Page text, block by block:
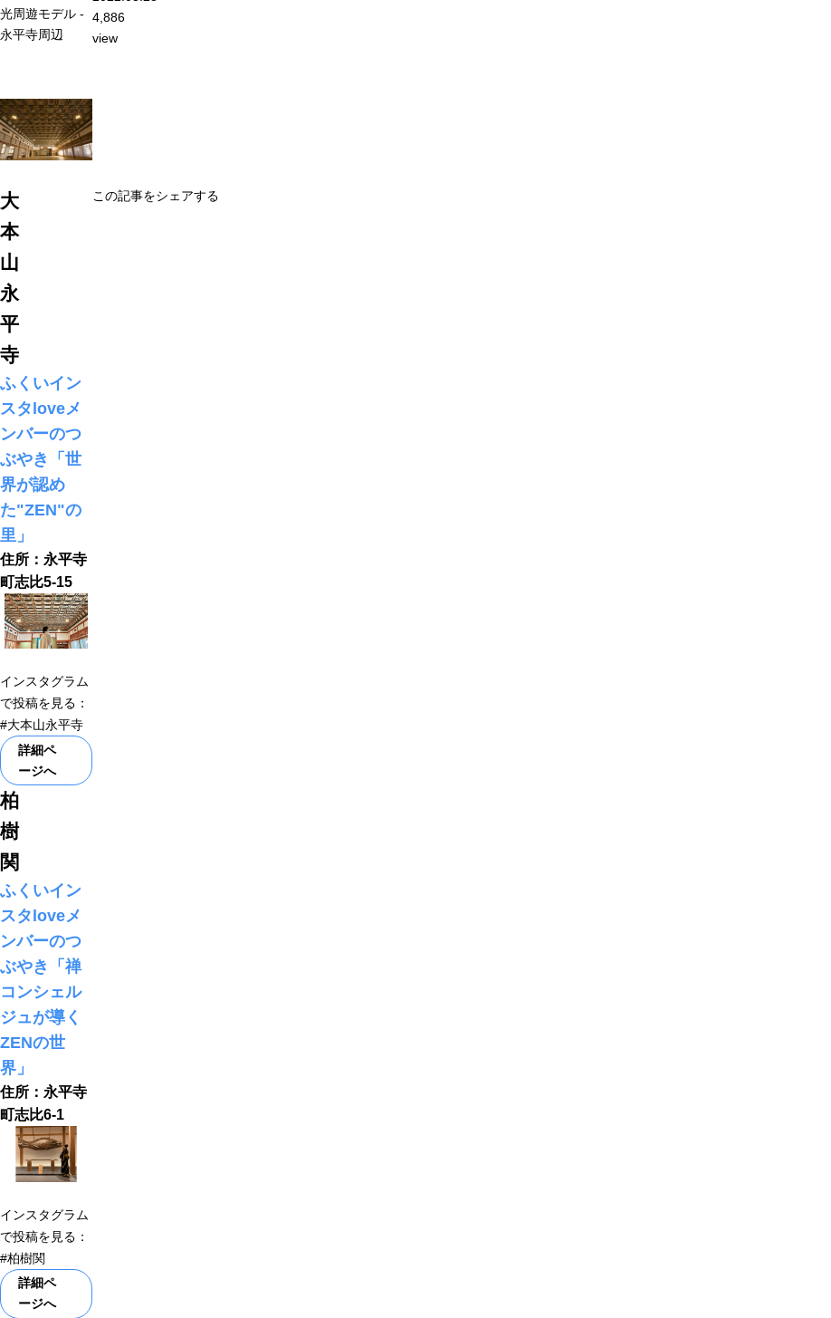
光周遊モデル -
永平寺周辺
4,886
view
大
本
山
永
平
寺
ふくいイン
スタloveメ
ンバーのつ
ぶやき「世
界が認め
た"ZEN"の
里」
住所：永平寺
町志比5-15
インスタグラム
で投稿を見る：
#大本山永平寺
詳細ペ
ージへ
柏
樹
関
ふくいイン
スタloveメ
ンバーのつ
ぶやき「禅
コンシェル
ジュが導く
ZENの世
界」
住所：永平寺
町志比6-1
インスタグラム
で投稿を見る：
#柏樹関
詳細ペ
ージへ
この記事をシェアする